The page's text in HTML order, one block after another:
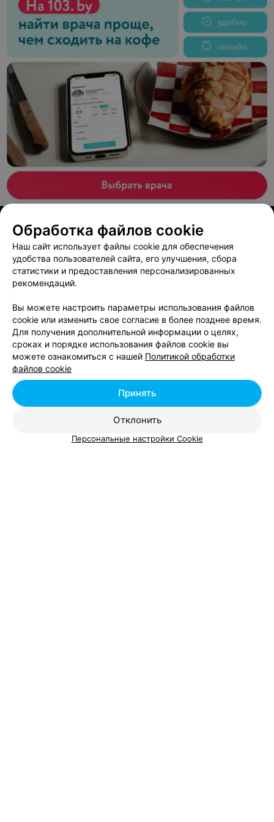
Медицинский центр доктора Копытова
Минск, ул. Якуба Коласа, 37 до 18:00
Доктор Хадоркин
Минск, ул. Кульман, 5 Выходной
Зависимость от алкоголя – страшная беда для человека и
Обработка файлов cookie
Наш сайт использует файлы cookie для обеспечения
удобства пользователей сайта, его улучшения, сбора
статистики и предоставления персонализированных
рекомендаций.
Вы можете настроить параметры использования файлов
cookie или изменить свое согласие в более позднее время.
Для получения дополнительной информации о целях,
сроках и порядке использования файлов cookie вы
можете ознакомиться с нашей Политикой обработки
файлов cookie
Отклонить
Принять
Персональные настройки Cookie